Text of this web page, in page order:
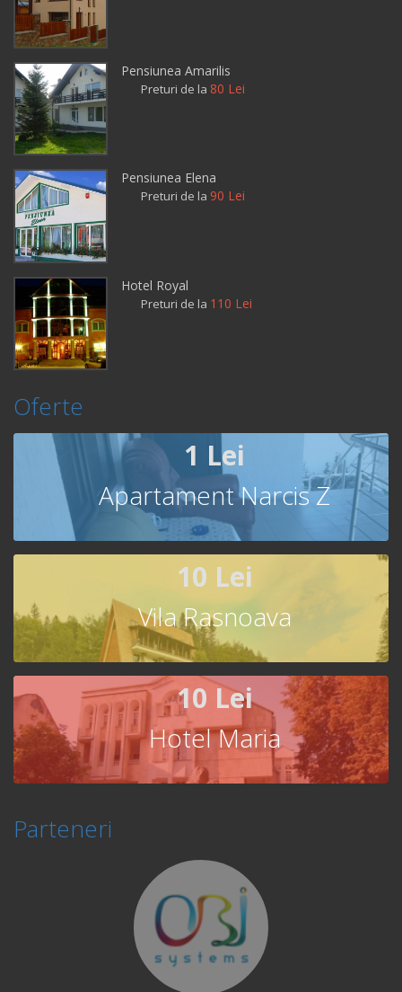
Pensiunea Amarilis
Preturi de la 80 Lei
Pensiunea Elena
Preturi de la 90 Lei
Hotel Royal
Preturi de la 110 Lei
Oferte
1 Lei
Apartament Narcis Z
10 Lei
Vila Rasnoava
10 Lei
Hotel Maria
Parteneri